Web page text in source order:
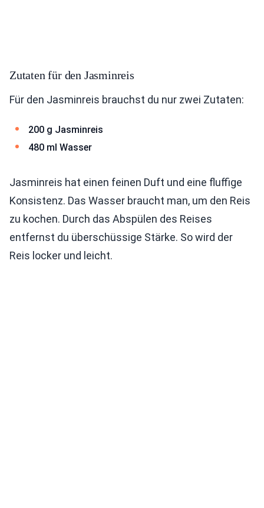
Zutaten für den Jasminreis
Für den Jasminreis brauchst du nur zwei Zutaten:
200 g Jasminreis
480 ml Wasser
Jasminreis hat einen feinen Duft und eine fluffige
Konsistenz. Das Wasser braucht man, um den Reis
zu kochen. Durch das Abspülen des Reises
entfernst du überschüssige Stärke. So wird der
Reis locker und leicht.